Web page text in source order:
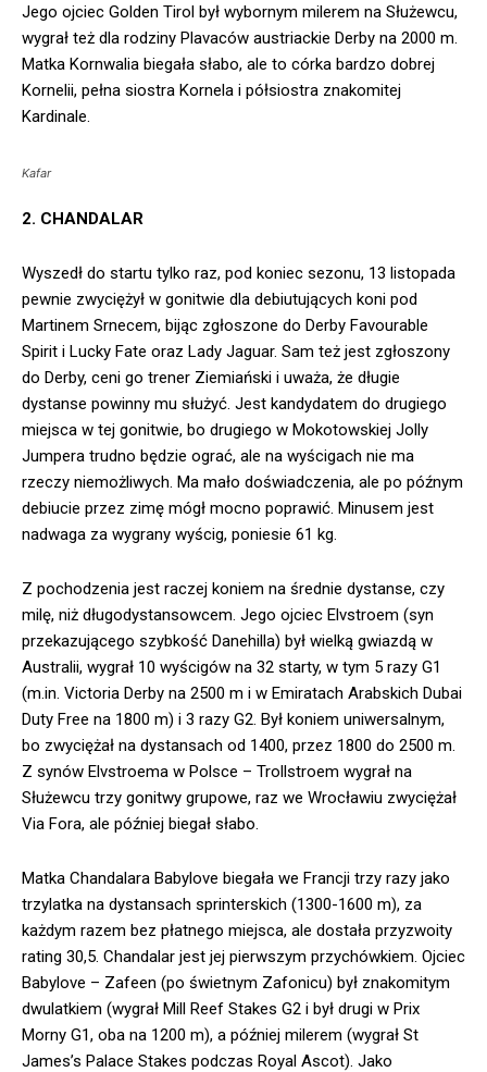
Jego ojciec Golden Tirol był wybornym milerem na Służewcu,
wygrał też dla rodziny Plavaców austriackie Derby na 2000 m.
Matka Kornwalia biegała słabo, ale to córka bardzo dobrej
Kornelii, pełna siostra Kornela i półsiostra znakomitej
Kardinale.
Kafar
2. CHANDALAR
Wyszedł do startu tylko raz, pod koniec sezonu, 13 listopada
pewnie zwyciężył w gonitwie dla debiutujących koni pod
Martinem Srnecem, bijąc zgłoszone do Derby Favourable
Spirit i Lucky Fate oraz Lady Jaguar. Sam też jest zgłoszony
do Derby, ceni go trener Ziemiański i uważa, że długie
dystanse powinny mu służyć. Jest kandydatem do drugiego
miejsca w tej gonitwie, bo drugiego w Mokotowskiej Jolly
Jumpera trudno będzie ograć, ale na wyścigach nie ma
rzeczy niemożliwych. Ma mało doświadczenia, ale po późnym
debiucie przez zimę mógł mocno poprawić. Minusem jest
nadwaga za wygrany wyścig, poniesie 61 kg.
Z pochodzenia jest raczej koniem na średnie dystanse, czy
milę, niż długodystansowcem. Jego ojciec Elvstroem (syn
przekazującego szybkość Danehilla) był wielką gwiazdą w
Australii, wygrał 10 wyścigów na 32 starty, w tym 5 razy G1
(m.in. Victoria Derby na 2500 m i w Emiratach Arabskich Dubai
Duty Free na 1800 m) i 3 razy G2. Był koniem uniwersalnym,
bo zwyciężał na dystansach od 1400, przez 1800 do 2500 m.
Z synów Elvstroema w Polsce – Trollstroem wygrał na
Służewcu trzy gonitwy grupowe, raz we Wrocławiu zwyciężał
Via Fora, ale później biegał słabo.
Matka Chandalara Babylove biegała we Francji trzy razy jako
trzylatka na dystansach sprinterskich (1300-1600 m), za
każdym razem bez płatnego miejsca, ale dostała przyzwoity
rating 30,5. Chandalar jest jej pierwszym przychówkiem. Ojciec
Babylove – Zafeen (po świetnym Zafonicu) był znakomitym
dwulatkiem (wygrał Mill Reef Stakes G2 i był drugi w Prix
Morny G1, oba na 1200 m), a później milerem (wygrał St
James’s Palace Stakes podczas Royal Ascot). Jako